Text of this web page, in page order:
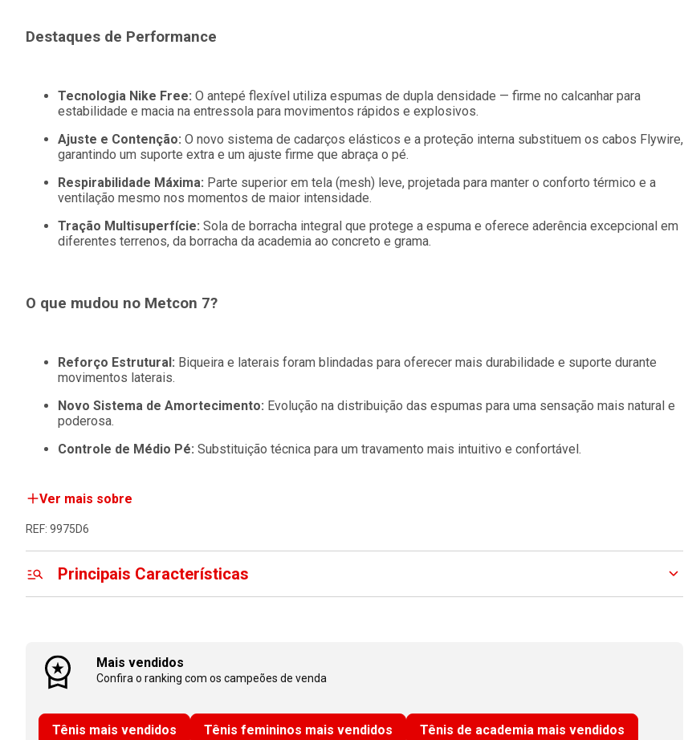
Destaques de Performance
Tecnologia Nike Free: O antepé flexível utiliza espumas de dupla densidade — firme no calcanhar para
estabilidade e macia na entressola para movimentos rápidos e explosivos.
Ajuste e Contenção: O novo sistema de cadarços elásticos e a proteção interna substituem os cabos Flywire,
garantindo um suporte extra e um ajuste firme que abraça o pé.
Respirabilidade Máxima: Parte superior em tela (mesh) leve, projetada para manter o conforto térmico e a
ventilação mesmo nos momentos de maior intensidade.
Tração Multisuperfície: Sola de borracha integral que protege a espuma e oferece aderência excepcional em
diferentes terrenos, da borracha da academia ao concreto e grama.
O que mudou no Metcon 7?
Reforço Estrutural: Biqueira e laterais foram blindadas para oferecer mais durabilidade e suporte durante
movimentos laterais.
Novo Sistema de Amortecimento: Evolução na distribuição das espumas para uma sensação mais natural e
poderosa.
Controle de Médio Pé: Substituição técnica para um travamento mais intuitivo e confortável.
Ver mais sobre
REF: 9975D6
Principais Características
Mais vendidos
Confira o ranking com os campeões de venda
Tênis mais vendidos Tênis femininos mais vendidos Tênis de academia mais vendidos